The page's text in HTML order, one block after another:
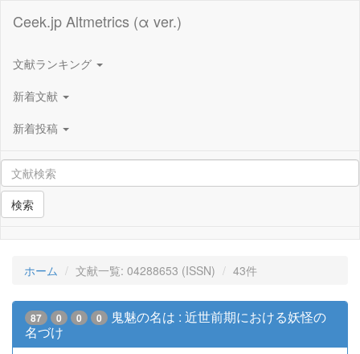
Ceek.jp Altmetrics (α ver.)
文献ランキング
新着文献
新着投稿
検索
ホーム 文献一覧: 04288653 (ISSN) 43件
87 0 0 0
鬼魅の名は : 近世前期における妖怪の
名づけ